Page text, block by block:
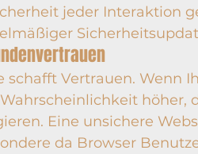
jeder Interaktion
schafft Vertrauen. Wenn
höher,
Eine unsichere
da Browser